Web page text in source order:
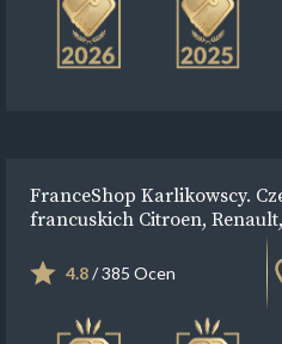
FranceShop Karlikowscy.
francuskich Citroen,
4.8/ 385 Ocen